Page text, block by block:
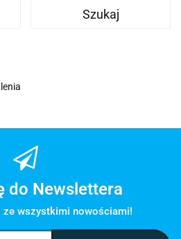
Szukaj
do Newslettera
ze wszystkimi nowościami!